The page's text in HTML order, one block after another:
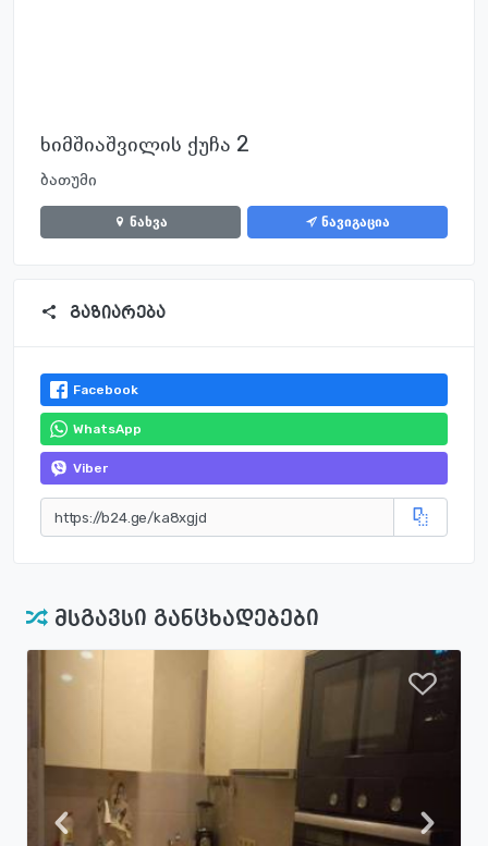
ხიმშიაშვილის ქუჩა 2
ბათუმი
ნახვა ნავიგაცია
გაზიარება
Facebook
WhatsApp
Viber
მსგავსი განცხადებები